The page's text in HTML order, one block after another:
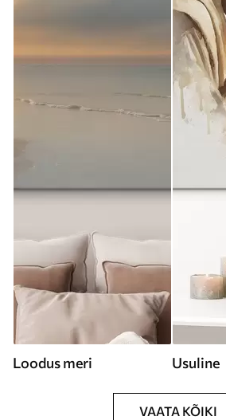
Loodus meri Usuline
VAATA KÕIKI